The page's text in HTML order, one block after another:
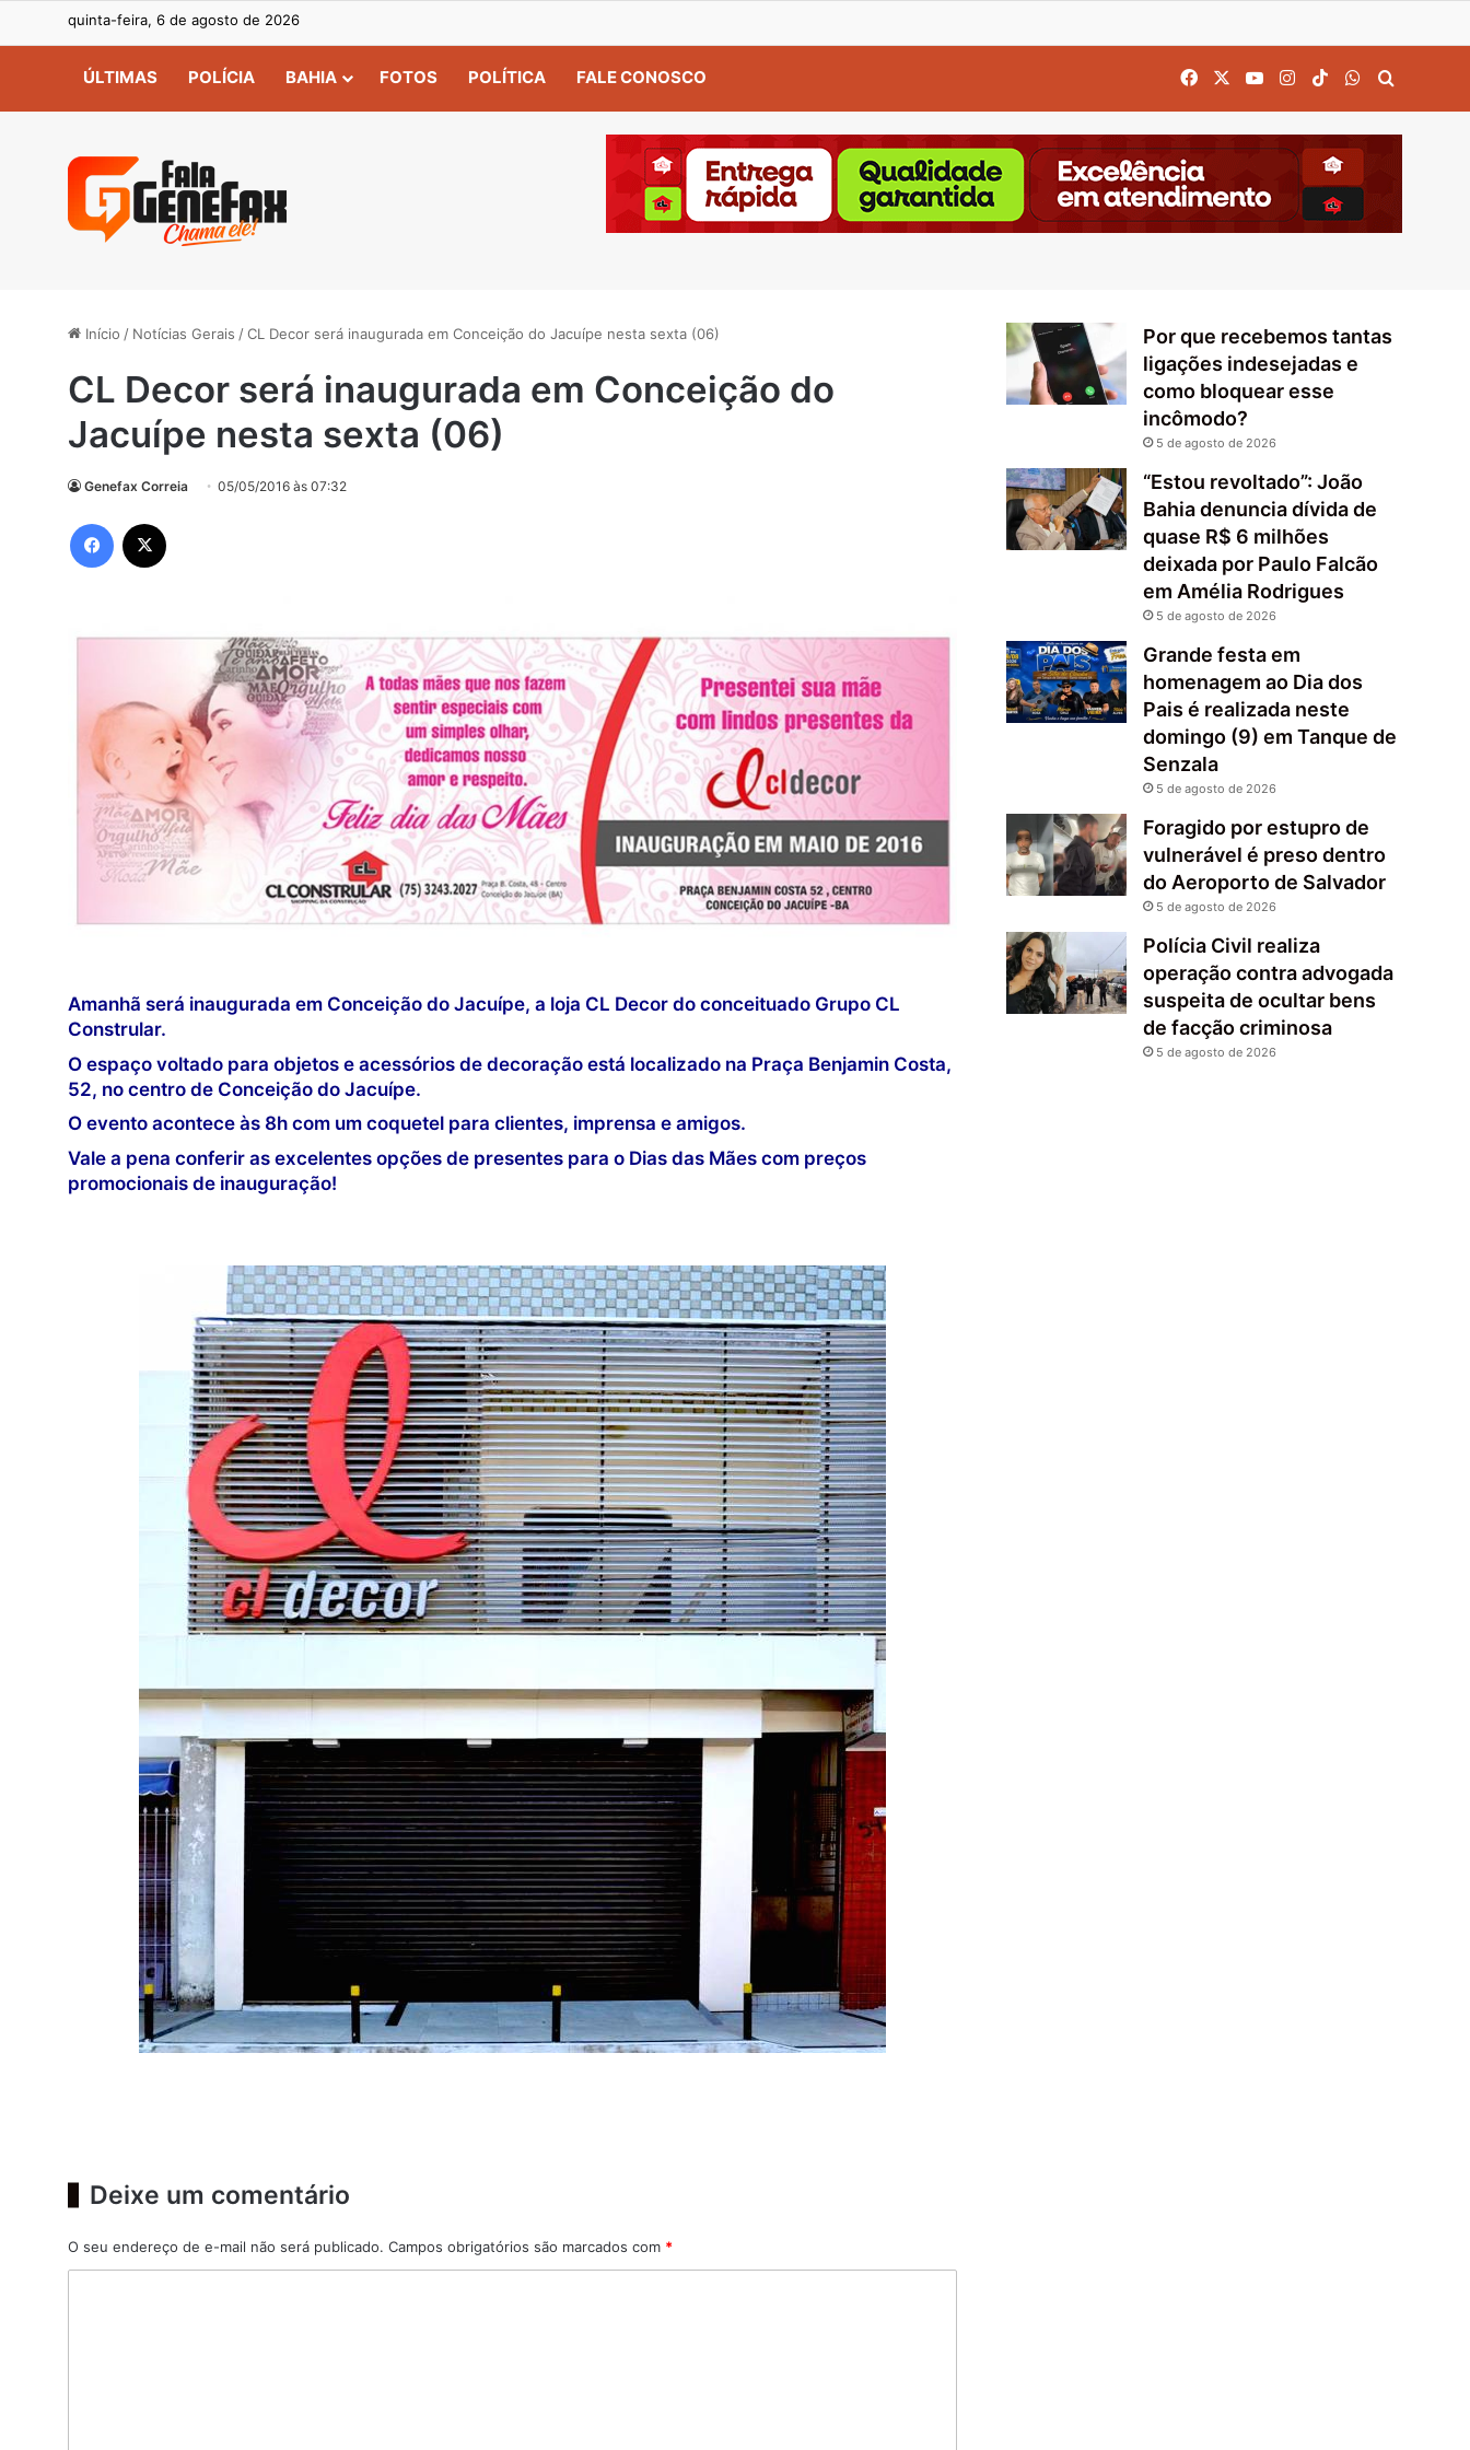
quinta-feira, 6 de agosto de 2026
ÚLTIMAS POLÍCIA BAHIA FOTOS POLÍTICA FALE CONOSCO FacebookYouTubeInstagram
TikTokWhatsApp
Início / Notícias Gerais /CL Decor será inaugurada em Conceição do Jacuípe nesta sexta (06)
CL Decor será inaugurada em Conceição do
Jacuípe nesta sexta (06)
Genefax Correia 05/05/2016 às 07:32
Facebook
Amanhã será inaugurada em Conceição do Jacuípe, a loja CL Decor do conceituado Grupo CL
Constrular.
O espaço voltado para objetos e acessórios de decoração está localizado na Praça Benjamin Costa,
52, no centro de Conceição do Jacuípe.
O evento acontece às 8h com um coquetel para clientes, imprensa e amigos.
Vale a pena conferir as excelentes opções de presentes para o Dias das Mães com preços
promocionais de inauguração!
Deixe um comentário
O seu endereço de e-mail não será publicado. Campos obrigatórios são marcados com *
Por que recebemos tantas
ligações indesejadas e
como bloquear esse
incômodo?
5 de agosto de 2026
“Estou revoltado”: João
Bahia denuncia dívida de
quase R$ 6 milhões
deixada por Paulo Falcão
em Amélia Rodrigues
5 de agosto de 2026
Grande festa em
homenagem ao Dia dos
Pais é realizada neste
domingo (9) em Tanque de
Senzala
5 de agosto de 2026
Foragido por estupro de
vulnerável é preso dentro
do Aeroporto de Salvador
5 de agosto de 2026
Polícia Civil realiza
operação contra advogada
suspeita de ocultar bens
de facção criminosa
5 de agosto de 2026